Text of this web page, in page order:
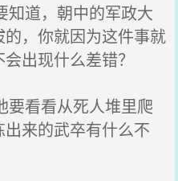
道，朝中的军政大
，你就因为这件事就
出现什么差错？
看看从死人堆里爬
来的武卒有什么不